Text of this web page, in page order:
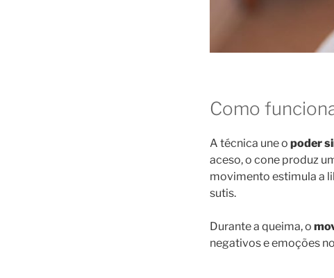
Como
A técnica une o poder
aceso, o cone produz
movimento estimula a
sutis.
Durante a queima, o
negativos e emoções